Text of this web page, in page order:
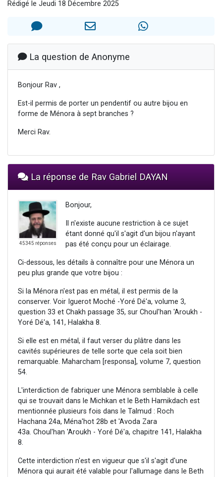
Il reste 49 places pour étudier en groupe sur Zoom
Eva vient de donner son Maasser
Rédigé le Jeudi 18 Décembre 2025
La question de Anonyme
Bonjour Rav ,
Est-il permis de porter un pendentif ou autre bijou en
forme de Ménora à sept branches ?
Merci Rav.
La réponse de Rav Gabriel DAYAN
45345 réponses
Bonjour,
Il n'existe aucune restriction à ce sujet
étant donné qu'il s'agit d'un bijou n'ayant
pas été conçu pour un éclairage.
Ci-dessous, les détails à connaître pour une Ménora un
peu plus grande que votre bijou :
Si la Ménora n'est pas en métal, il est permis de la
conserver. Voir Iguerot Moché -Yoré Dé'a, volume 3,
question 33 et Chakh passage 35, sur Choul'han 'Aroukh -
Yoré Dé'a, 141, Halakha 8.
Si elle est en métal, il faut verser du plâtre dans les
cavités supérieures de telle sorte que cela soit bien
remarquable. Maharcham [responsa], volume 7, question
54.
L'interdiction de fabriquer une Ménora semblable à celle
qui se trouvait dans le Michkan et le Beth Hamikdach est
mentionnée plusieurs fois dans le Talmud : Roch
Hachana 24a, Ména'hot 28b et 'Avoda Zara
43a. Choul'han 'Aroukh - Yoré Dé'a, chapitre 141, Halakha
8.
Cette interdiction n'est en vigueur que s'il s'agit d'une
Ménora qui aurait été valable pour l'allumage dans le Beth